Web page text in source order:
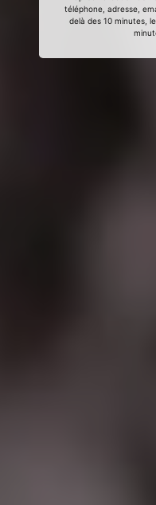
téléphone, adresse,
delà des 10 minutes,